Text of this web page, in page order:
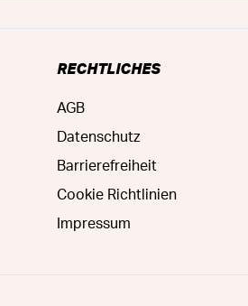
RECHTLICHES
AGB
Datenschutz
Barrierefreiheit
Cookie Richtlinien
Impressum